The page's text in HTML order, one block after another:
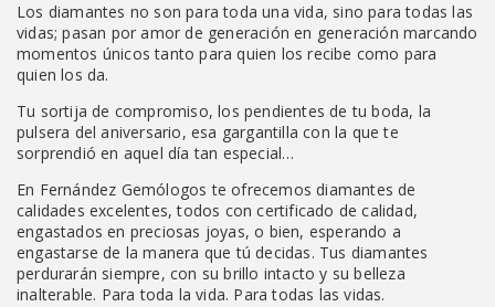
Los diamantes no son para toda una vida, sino para todas las
vidas; pasan por amor de generación en generación marcando
momentos únicos tanto para quien los recibe como para
quien los da.
Tu sortija de compromiso, los pendientes de tu boda, la
pulsera del aniversario, esa gargantilla con la que te
sorprendió en aquel día tan especial…
En Fernández Gemólogos te ofrecemos diamantes de
calidades excelentes, todos con certificado de calidad,
engastados en preciosas joyas, o bien, esperando a
engastarse de la manera que tú decidas. Tus diamantes
perdurarán siempre, con su brillo intacto y su belleza
inalterable. Para toda la vida. Para todas las vidas.